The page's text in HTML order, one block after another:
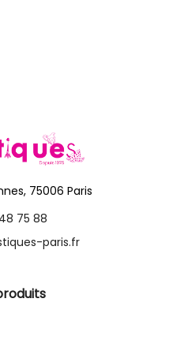
75006 Paris
75 88
paris.fr